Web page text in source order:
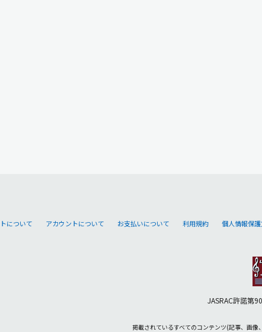
について アカウントについて お支払いについて 利用規約 個人情報保
JASRAC許諾第
掲載されているすべてのコンテンツ(記事、画像